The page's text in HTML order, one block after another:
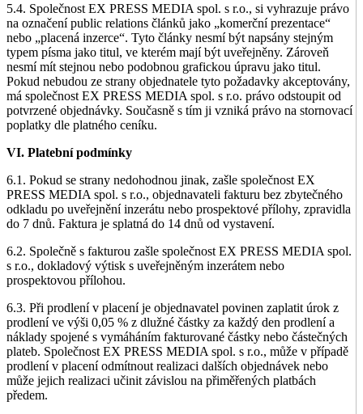
5.4. Společnost EX PRESS MEDIA spol. s r.o., si vyhrazuje právo
na označení public relations článků jako „komerční prezentace“
nebo „placená inzerce“. Tyto články nesmí být napsány stejným
typem písma jako titul, ve kterém mají být uveřejněny. Zároveň
nesmí mít stejnou nebo podobnou grafickou úpravu jako titul.
Pokud nebudou ze strany objednatele tyto požadavky akceptovány,
má společnost EX PRESS MEDIA spol. s r.o. právo odstoupit od
potvrzené objednávky. Současně s tím ji vzniká právo na stornovací
poplatky dle platného ceníku.
VI. Platební podmínky
6.1. Pokud se strany nedohodnou jinak, zašle společnost EX
PRESS MEDIA spol. s r.o., objednavateli fakturu bez zbytečného
odkladu po uveřejnění inzerátu nebo prospektové přílohy, zpravidla
do 7 dnů. Faktura je splatná do 14 dnů od vystavení.
6.2. Společně s fakturou zašle společnost EX PRESS MEDIA spol.
s r.o., dokladový výtisk s uveřejněným inzerátem nebo
prospektovou přílohou.
6.3. Při prodlení v placení je objednavatel povinen zaplatit úrok z
prodlení ve výši 0,05 % z dlužné částky za každý den prodlení a
náklady spojené s vymáháním fakturované částky nebo částečných
plateb. Společnost EX PRESS MEDIA spol. s r.o., může v případě
prodlení v placení odmítnout realizaci dalších objednávek nebo
může jejich realizaci učinit závislou na přiměřených platbách
předem.